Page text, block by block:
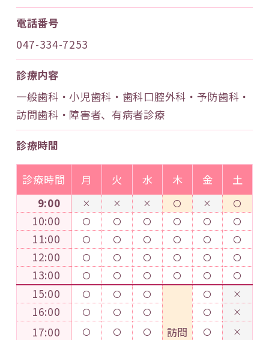
電話番号
047-334-7253
診療内容
一般歯科・小児歯科・歯科口腔外科・予防歯科・
訪問歯科・障害者、有病者診療
診療時間
診療時間 月 火 水 木 金
土
9:00
× × × 〇 × 〇
10:00 〇 〇 〇 〇 〇 〇
11:00 〇 〇 〇 〇 〇 〇
12:00 〇 〇 〇 〇 〇 〇
13:00 〇 〇 〇 〇 〇 〇
15:00 〇 〇 〇 〇 ×
16:00 〇 〇 〇 〇 ×
17:00 〇 〇 〇 訪問 〇 ×